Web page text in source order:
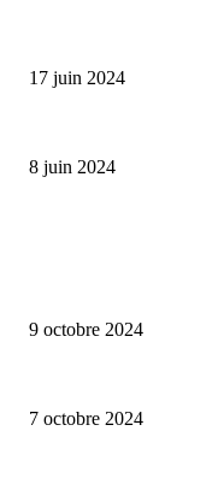
17 juin 2024
8 juin 2024
9 octobre 2024
7 octobre 2024